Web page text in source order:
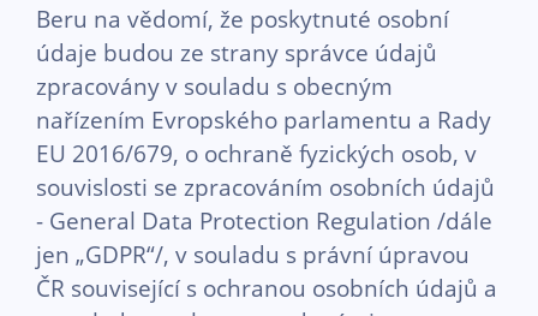
Beru na vědomí, že poskytnuté osobní
údaje budou ze strany správce údajů
zpracovány v souladu s obecným
nařízením Evropského parlamentu a Rady
EU 2016/679, o ochraně fyzických osob, v
souvislosti se zpracováním osobních údajů
- General Data Protection Regulation /dále
jen „GDPR“/, v souladu s právní úpravou
ČR související s ochranou osobních údajů a